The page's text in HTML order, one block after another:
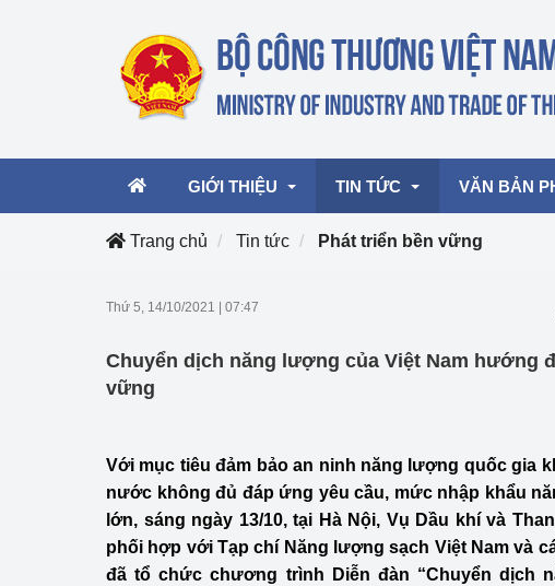
GIỚI THIỆU TIN TỨC
Hoạt
mại, Dịch vụ Việt Nam 2026
Hoạt động của Bộ trưởng
Công Thương - Công luận
Họp báo
Thông
Chuyển đổi số
VĂN BẢN
Trang chủ Tin tức Phát triển bền vững
Thứ 5, 14/10/2021 07:47
Chuyển dịch năng lượng của Việt Nam hướng
vững
Với mục tiêu đảm bảo an ninh năng lượng quốc gia
nước không đủ đáp ứng yêu cầu, mức nhập khẩu
lớn, sáng ngày 13/10, tại Hà Nội, Vụ Dầu khí và
phối hợp với Tạp chí Năng lượng sạch Việt Nam và
đã tổ chức chương trình Diễn đàn “Chuyển dịch